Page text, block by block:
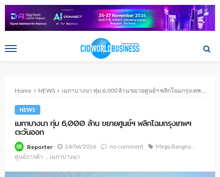
Home NEWS เมกาบางนา ทุ่ม 6,000 ล้าน ขยายศูนย์ฯ พลิกโฉมกรุงเทพฯ ตะวันออก
NEWS
เมกาบางนา ทุ่ม 6,000 ล้าน ขยายศูนย์ฯ พลิกโฉมกรุงเทพฯ
ตะวันออก
Reporter 24/06/2026 no comment
Mega Bangna
ศูนย์การค้า
เมกาบางนา